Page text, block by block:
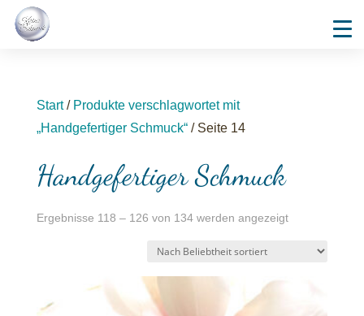
Start/ Produkte verschlagwortet mit
„Handgefertiger Schmuck“/ Seite 14
Handgefertiger Schmuck
Ergebnisse 118 – 126 von 134 werden angezeigtNach